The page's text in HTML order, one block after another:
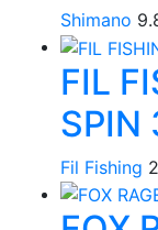
Shimano
FIL
SPIN
Fil Fishing